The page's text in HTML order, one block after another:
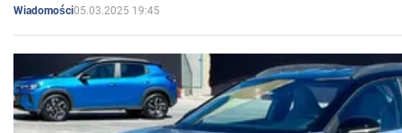
Wiadomości05.03.2025 19:45